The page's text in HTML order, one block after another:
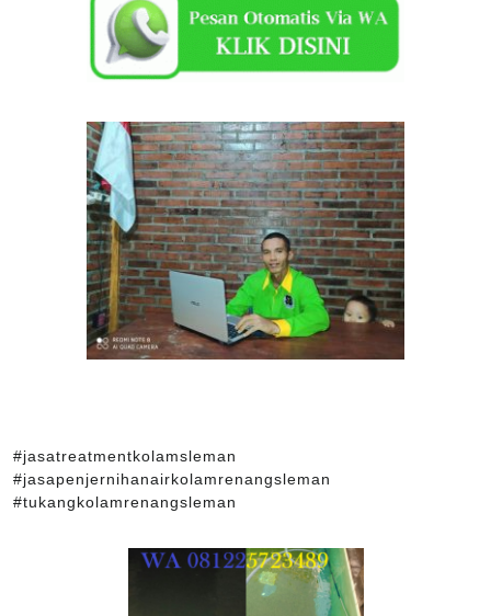
#jasatreatmentkolamsleman
#jasapenjernihanairkolamrenangsleman
#tukangkolamrenangsleman